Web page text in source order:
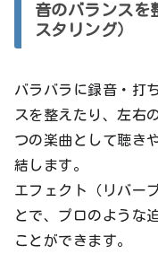
音のバランスを
スタリング）
バラバラに録音・打
スを整えたり、左右
つの楽曲として聴き
結します。
エフェクト（リバー
とで、プロのような
ことができます。